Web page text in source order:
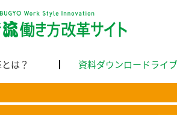
は？ 資料ダウンロードライ